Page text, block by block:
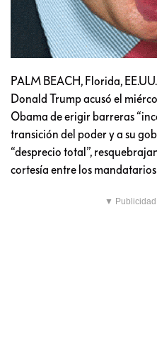
PALM BEACH, Florida,
Donald Trump acusó el
Obama de erigir barreras
transición del poder y a su
“desprecio total”,
cortesía entre los
▼ Publicidad